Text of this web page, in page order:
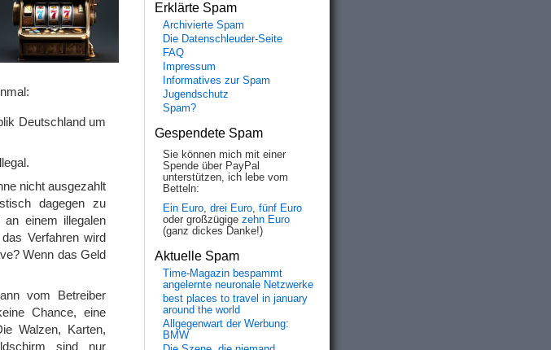
Deutschland um
nicht ausgezahlt
dagegen zu
einem illegalen
Verfahren wird
Wenn das Geld
vom Betreiber
Chance, eine
Walzen, Karten,
sind nur
Erklärte Spam
Archivierte Spam
Die Datenschleuder-Seite
FAQ
Impressum
Informatives zur Spam
Jugendschutz
Spam?
Gespendete Spam
Sie können mich mit einer
Spende über PayPal
unterstützen, ich lebe vom
Betteln:
Ein Euro, drei Euro, fünf Euro
oder großzügige zehn Euro
(ganz dickes Danke!)
Aktuelle Spam
Time-Magazin bespammt
angelernte neuronale Netzwerke
best places to travel in january
around the world
Allgegenwart der Werbung:
BMW